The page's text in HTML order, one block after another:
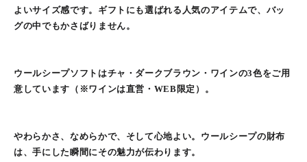
よいサイズ感です。ギフトにも選ばれる人気のアイテムで、バッ
グの中でもかさばりません。
ウールシープソフトはチャ・ダークブラウン・ワインの3色をご用
意しています（※ワインは直営・WEB限定）。
やわらかさ、なめらかで、そして心地よい。ウールシープの財布
は、手にした瞬間にその魅力が伝わります。